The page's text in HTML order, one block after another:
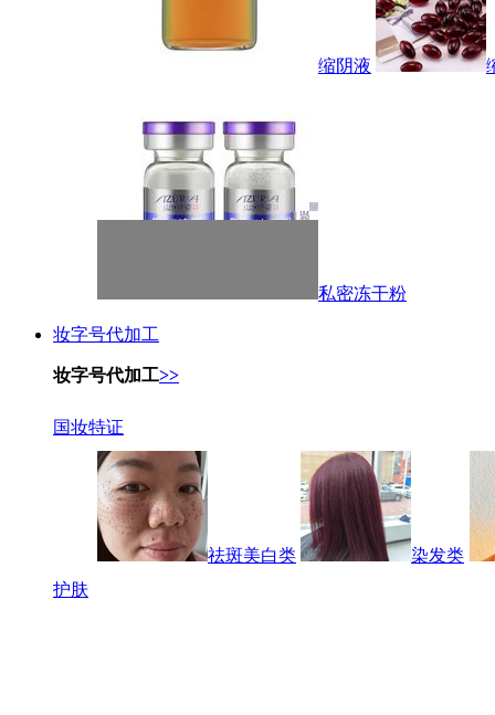
缩阴液
私密冻干粉
妆字号代加工
妆字号代加工>>
国妆特证
祛斑美白类
染发类
护肤